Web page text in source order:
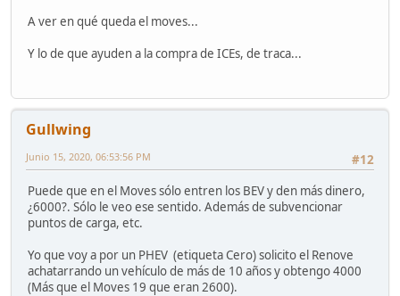
A ver en qué queda el moves...
Y lo de que ayuden a la compra de ICEs, de traca...
Gullwing
#12
Junio 15, 2020, 06:53:56 PM
Puede que en el Moves sólo entren los BEV y den más dinero,
¿6000?. Sólo le veo ese sentido. Además de subvencionar
puntos de carga, etc.
Yo que voy a por un PHEV (etiqueta Cero) solicito el Renove
achatarrando un vehículo de más de 10 años y obtengo 4000
(Más que el Moves 19 que eran 2600).